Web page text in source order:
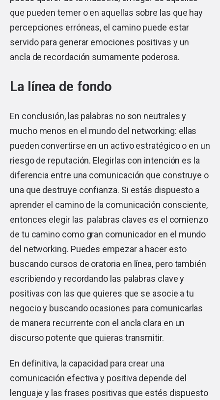
que pueden temer o en aquellas sobre las que hay
percepciones erróneas, el camino puede estar
servido para generar emociones positivas y un
ancla de recordación sumamente poderosa.
La línea de fondo
En conclusión, las palabras no son neutrales y
mucho menos en el mundo del networking: ellas
pueden convertirse en un activo estratégico o en un
riesgo de reputación. Elegirlas con intención es la
diferencia entre una comunicación que construye o
una que destruye confianza. Si estás dispuesto a
aprender el camino de la comunicación consciente,
entonces elegir las palabras claves es el comienzo
de tu camino como gran comunicador en el mundo
del networking. Puedes empezar a hacer esto
buscando cursos de oratoria en línea, pero también
escribiendo y recordando las palabras clave y
positivas con las que quieres que se asocie a tu
negocio y buscando ocasiones para comunicarlas
de manera recurrente con el ancla clara en un
discurso potente que quieras transmitir.
En definitiva, la capacidad para crear una
comunicación efectiva y positiva depende del
lenguaje y las frases positivas que estés dispuesto